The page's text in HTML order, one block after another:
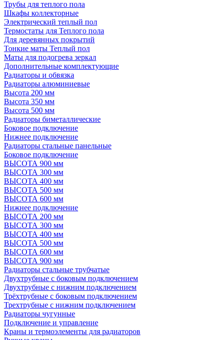
Трубы для теплого пола
Шкафы коллекторные
Электрический теплый пол
Термостаты для Теплого пола
Для деревянных покрытий
Тонкие маты Теплый пол
Маты для подогрева зеркал
Дополнительные комплектующие
Радиаторы и обвязка
Радиаторы алюминиевые
Высота 200 мм
Высота 350 мм
Высота 500 мм
Радиаторы биметаллические
Боковое подключение
Нижнее подключение
Радиаторы стальные панельные
Боковое подключение
ВЫСОТА 900 мм
ВЫСОТА 300 мм
ВЫСОТА 400 мм
ВЫСОТА 500 мм
ВЫСОТА 600 мм
Нижнее подключение
ВЫСОТА 200 мм
ВЫСОТА 300 мм
ВЫСОТА 400 мм
ВЫСОТА 500 мм
ВЫСОТА 600 мм
ВЫСОТА 900 мм
Радиаторы стальные трубчатые
Двухтрубные с боковым подключением
Двухтрубные с нижним подключением
Трёхтрубные с боковым подключением
Трехтрубные с нижним подключением
Радиаторы чугунные
Подключение и управление
Краны и термоэлементы для радиаторов